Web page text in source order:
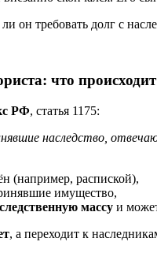
он требовать долг с
что
РФ, статья 1175:
наследство,
(например, распиской),
имущество,
массу и
, а переходит к